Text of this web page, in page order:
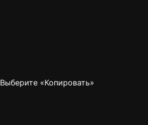
Выберите «Копировать»